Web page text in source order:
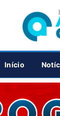
Início